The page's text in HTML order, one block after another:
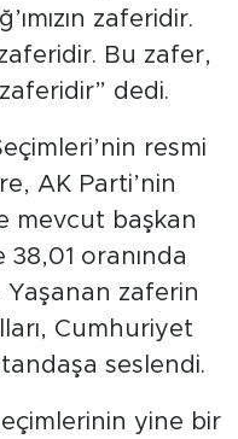
zaferidir.
Bu zafer,
dedi.
resmi
AK Parti’nin
mevcut başkan
oranında
Yaşanan zaferin
Cumhuriyet
seslendi.
yine bir